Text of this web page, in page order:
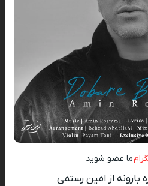
ما عضو شوید
بارونه از امین رستمی